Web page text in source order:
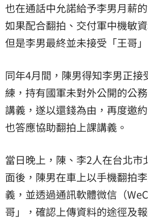
也在通話中允諾給予李男月薪
如果配合翻拍、交付軍中機敏
但是李男最終並未接受「王哥
同年4月間，陳男得知李男正接
練，持有國軍未對外公開的公
講義，遂以還錢為由，再度邀
也答應協助翻拍上課講義。
當日晚上，陳、李2人在台北市
面後，陳男在車上以手機翻拍
義，並透過通訊軟體微信（
哥」，確認上傳資料的途徑及